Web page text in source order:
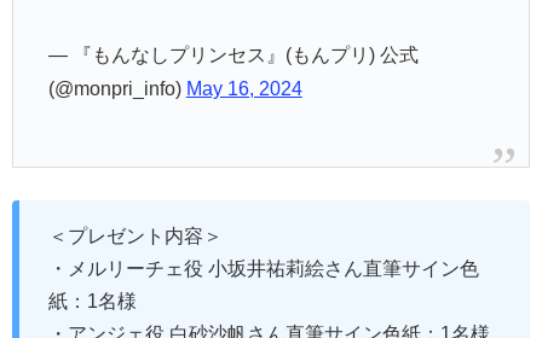
— 『もんなしプリンセス』(もんプリ) 公式
(@monpri_info) May 16, 2024
＜プレゼント内容＞
・メルリーチェ役 小坂井祐莉絵さん直筆サイン色
紙：1名様
・アンジェ役 白砂沙帆さん直筆サイン色紙：1名様